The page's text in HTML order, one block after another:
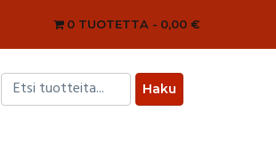
0 TUOTETTA 0,00 €